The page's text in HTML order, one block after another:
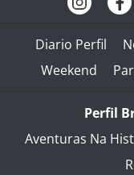
Diario Perfil
Weekend
Perfil
Aventuras Na